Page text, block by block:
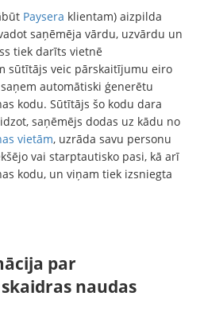
Paysera klientam) aizpilda
saņēmēja vārdu, uzvārdu un
tiek darīts vietnē
sūtītājs veic pārskaitījumu eiro
automātiski ģenerētu
kodu. Sūtītājs šo kodu dara
saņēmējs dodas uz kādu no
vietām, uzrāda savu personu
vai starptautisko pasi, kā arī
kodu, un viņam tiek izsniegta
par
naudas